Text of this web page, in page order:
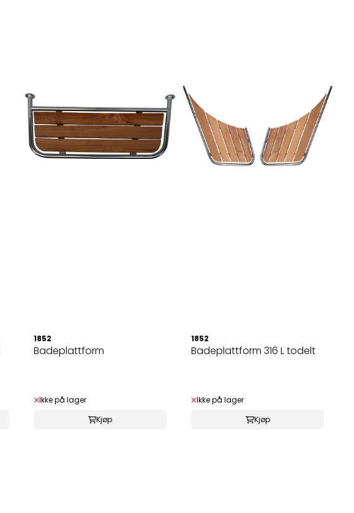
1852
Badeplattform
Ikke på lager
Kjøp
1852
Badeplattform 316 L todelt
Ikke på lager
Kjøp